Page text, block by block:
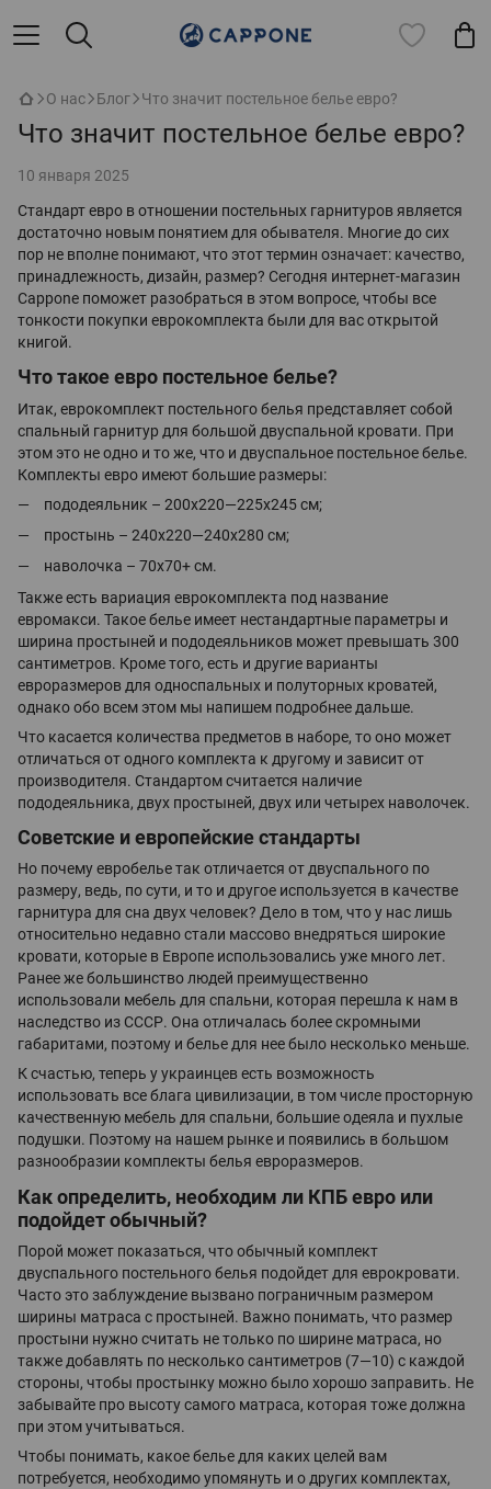
О нас Блог Что значит постельное белье евро?
Что значит постельное белье евро?
10 января 2025
Стандарт евро в отношении постельных гарнитуров является
достаточно новым понятием для обывателя. Многие до сих
пор не вполне понимают, что этот термин означает: качество,
принадлежность, дизайн, размер? Сегодня интернет-магазин
Cappone поможет разобраться в этом вопросе, чтобы все
тонкости покупки еврокомплекта были для вас открытой
книгой.
Что такое евро постельное белье?
Итак, еврокомплект постельного белья представляет собой
спальный гарнитур для большой двуспальной кровати. При
этом это не одно и то же, что и двуспальное постельное белье.
Комплекты евро имеют большие размеры:
пододеяльник – 200х220—225х245 см;
простынь – 240х220—240х280 см;
наволочка – 70х70+ см.
Также есть вариация еврокомплекта под название
евромакси. Такое белье имеет нестандартные параметры и
ширина простыней и пододеяльников может превышать 300
сантиметров. Кроме того, есть и другие варианты
евроразмеров для односпальных и полуторных кроватей,
однако обо всем этом мы напишем подробнее дальше.
Что касается количества предметов в наборе, то оно может
отличаться от одного комплекта к другому и зависит от
производителя. Стандартом считается наличие
пододеяльника, двух простыней, двух или четырех наволочек.
Советские и европейские стандарты
Но почему евробелье так отличается от двуспального по
размеру, ведь, по сути, и то и другое используется в качестве
гарнитура для сна двух человек? Дело в том, что у нас лишь
относительно недавно стали массово внедряться широкие
кровати, которые в Европе использовались уже много лет.
Ранее же большинство людей преимущественно
использовали мебель для спальни, которая перешла к нам в
наследство из СССР. Она отличалась более скромными
габаритами, поэтому и белье для нее было несколько меньше.
К счастью, теперь у украинцев есть возможность
использовать все блага цивилизации, в том числе просторную
качественную мебель для спальни, большие одеяла и пухлые
подушки. Поэтому на нашем рынке и появились в большом
разнообразии комплекты белья евроразмеров.
Как определить, необходим ли КПБ евро или
подойдет обычный?
Порой может показаться, что обычный комплект
двуспального постельного белья подойдет для еврокровати.
Часто это заблуждение вызвано пограничным размером
ширины матраса с простыней. Важно понимать, что размер
простыни нужно считать не только по ширине матраса, но
также добавлять по несколько сантиметров (7—10) с каждой
стороны, чтобы простынку можно было хорошо заправить. Не
забывайте про высоту самого матраса, которая тоже должна
при этом учитываться.
Чтобы понимать, какое белье для каких целей вам
потребуется, необходимо упомянуть и о других комплектах,